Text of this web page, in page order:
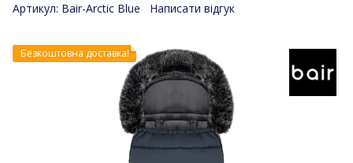
Артикул: Bair-Arctic Blue Написати відгук
Безкоштовна доставка!